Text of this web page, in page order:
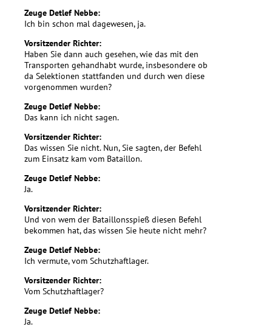
Zeuge Detlef Nebbe:
Ich bin schon mal dagewesen, ja.
Vorsitzender Richter:
Haben Sie dann auch gesehen, wie das mit den
Transporten gehandhabt wurde, insbesondere ob
da Selektionen stattfanden und durch wen diese
vorgenommen wurden?
Zeuge Detlef Nebbe:
Das kann ich nicht sagen.
Vorsitzender Richter:
Das wissen Sie nicht. Nun, Sie sagten, der Befehl
zum Einsatz kam vom Bataillon.
Zeuge Detlef Nebbe:
Ja.
Vorsitzender Richter:
Und von wem der Bataillonsspieß diesen Befehl
bekommen hat, das wissen Sie heute nicht mehr?
Zeuge Detlef Nebbe:
Ich vermute, vom Schutzhaftlager.
Vorsitzender Richter:
Vom Schutzhaftlager?
Zeuge Detlef Nebbe:
Ja.